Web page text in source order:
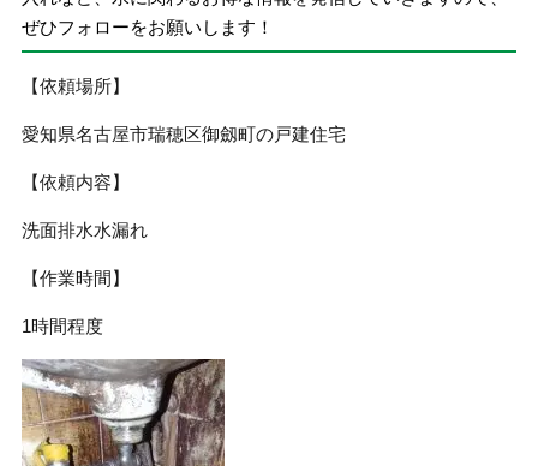
ぜひフォローをお願いします！
【依頼場所】
愛知県名古屋市瑞穂区御劔町の戸建住宅
【依頼内容】
洗面排水水漏れ
【作業時間】
1時間程度